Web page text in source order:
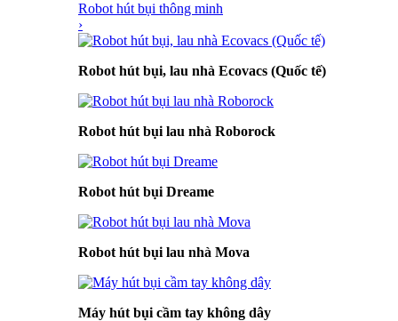
Robot hút bụi thông minh
›
Robot hút bụi, lau nhà Ecovacs (Quốc tế)
Robot hút bụi lau nhà Roborock
Robot hút bụi Dreame
Robot hút bụi lau nhà Mova
Máy hút bụi cầm tay không dây